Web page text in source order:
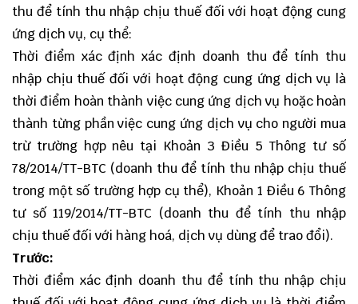
thu để tính thu nhập chịu thuế đối với hoạt động cung
ứng dịch vụ, cụ thể:
Thời điểm xác định xác định doanh thu để tính thu
nhập chịu thuế đối với hoạt động cung ứng dịch vụ là
thời điểm hoàn thành việc cung ứng dịch vụ hoặc hoàn
thành từng phần việc cung ứng dịch vụ cho người mua
trừ trường hợp nêu tại Khoản 3 Điều 5 Thông tư số
78/2014/TT-BTC (doanh thu để tính thu nhập chịu thuế
trong một số trường hợp cụ thể), Khoản 1 Điều 6 Thông
tư số 119/2014/TT-BTC (doanh thu để tính thu nhập
chịu thuế đối với hàng hoá, dịch vụ dùng để trao đổi).
Trước:
Thời điểm xác định doanh thu để tính thu nhập chịu